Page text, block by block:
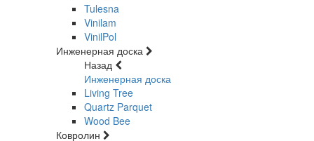
Tulesna
Vinilam
VinilPol
Инженерная доска
Назад
Инженерная доска
Living Tree
Quartz Parquet
Wood Bee
Ковролин